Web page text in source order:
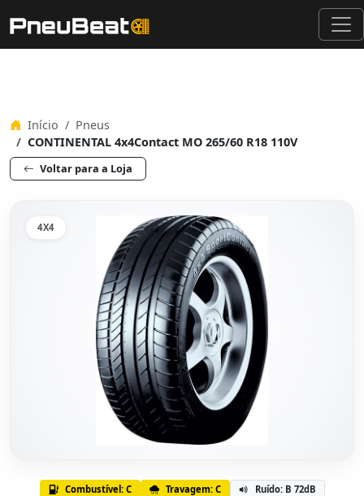
Início
Pneus
CONTINENTAL 4x4Contact MO 265/60 R18 110V
Voltar para a Loja
4X4
Combustível: C Travagem: C Ruído: B 72dB